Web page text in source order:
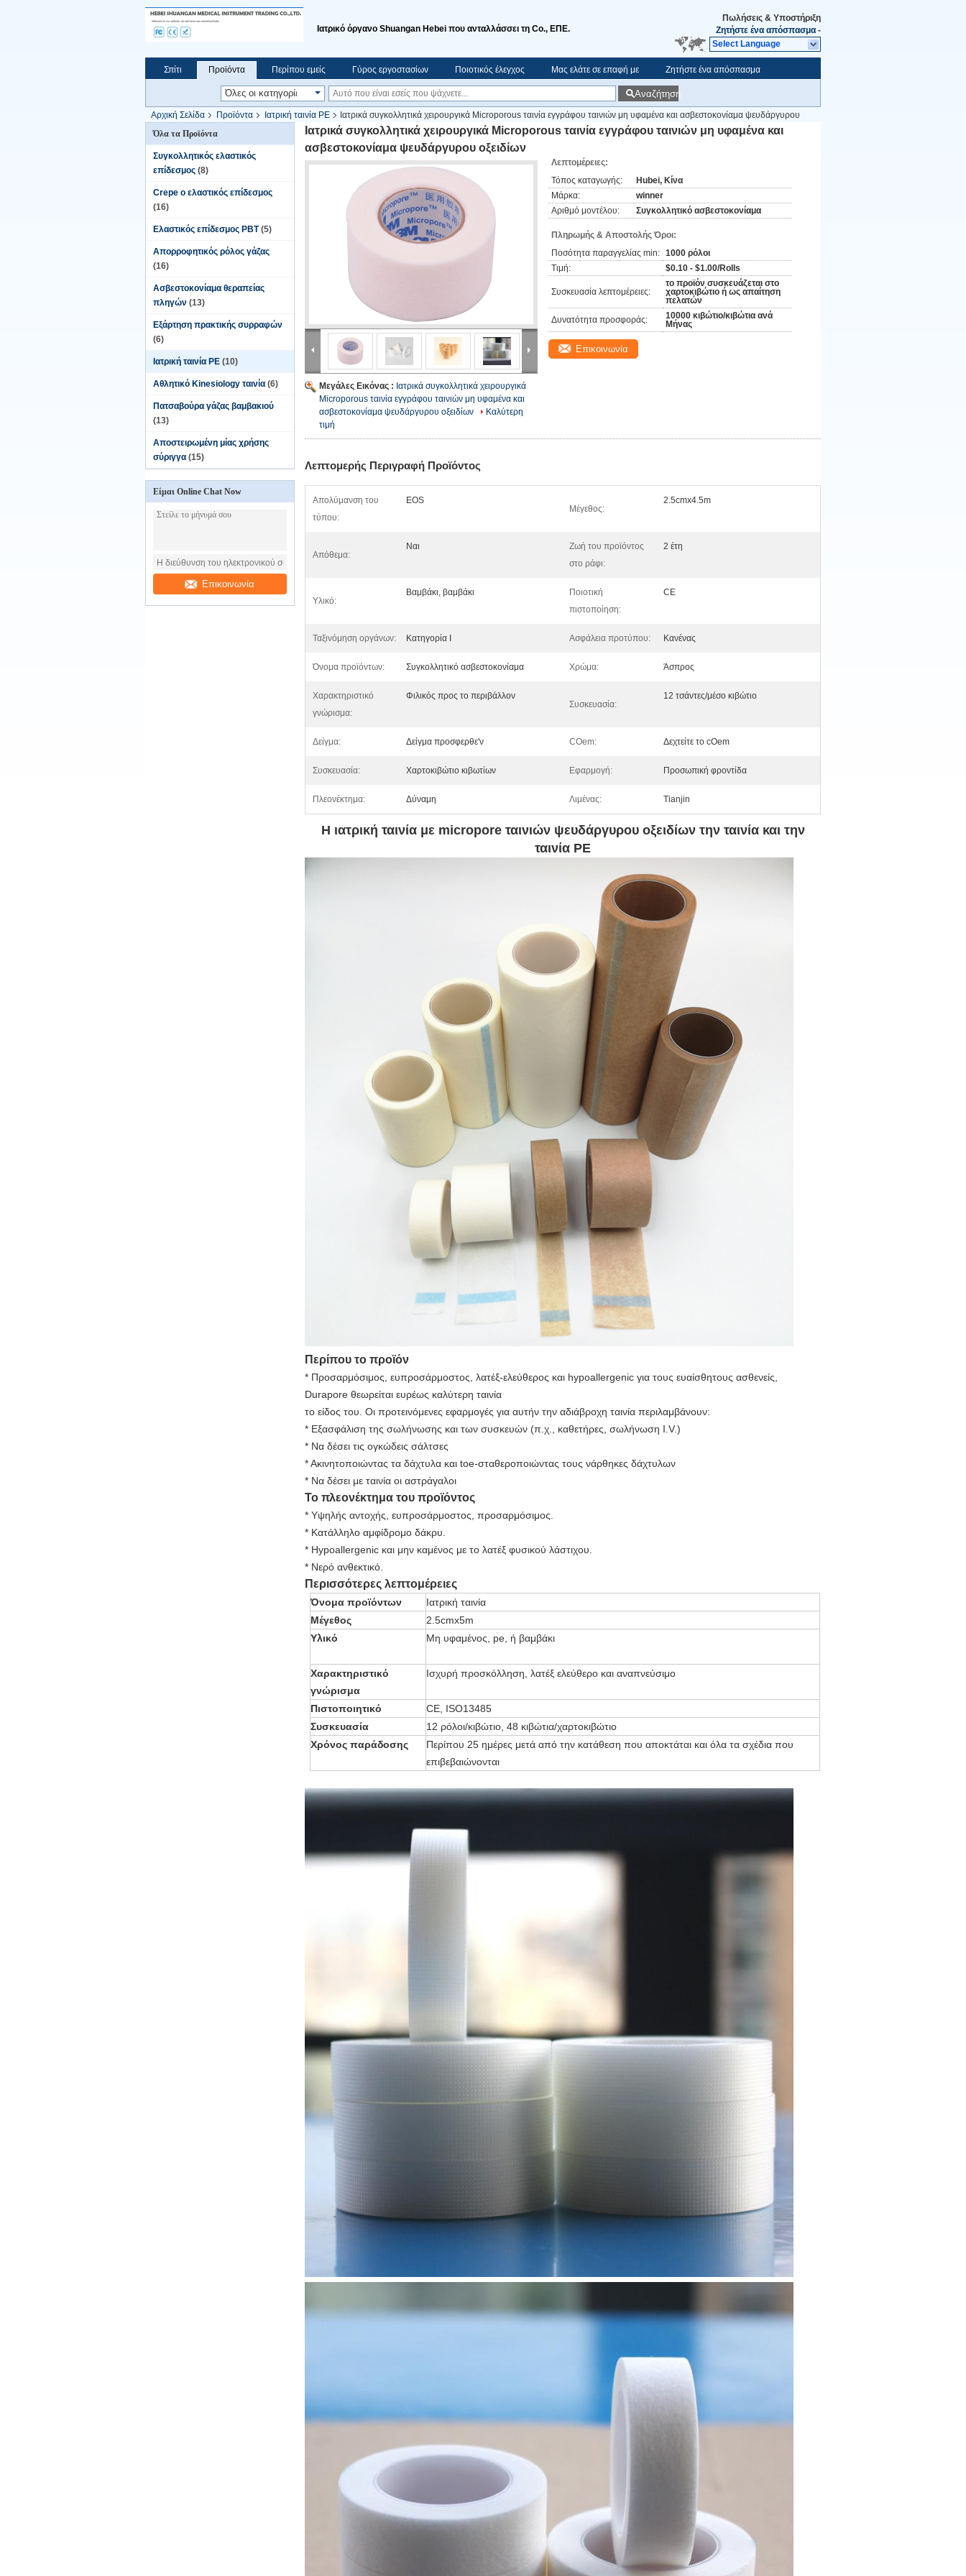
Ιατρικό όργανο Shuangan Hebei που ανταλλάσσει τη Co., ΕΠΕ.
Πωλήσεις & Υποστήριξη
Ζητήστε ένα απόσπασμα -
Select Language
Σπίτι Προϊόντα Περίπου εμείς Γύρος εργοστασίων Ποιοτικός έλεγχος Μας ελάτε σε επαφή με Ζητήστε ένα απόσπασμα
Αναζήτηση
Αρχική Σελίδα Προϊόντα Ιατρική ταινία PE
Ιατρικά συγκολλητικά χειρουργικά Microporous ταινία εγγράφου ταινιών μη υφαμένα και ασβεστοκονίαμα ψευδάργυρου
οξειδίων
Αφήστε ένα μήνυμα
We bellen je snel terug!
υποβολή
Όλα τα Προϊόντα
Συγκολλητικός ελαστικός
επίδεσμος (8)
Crepe ο ελαστικός επίδεσμος
(16)
Ελαστικός επίδεσμος PBT (5)
Απορροφητικός ρόλος γάζας
(16)
Ασβεστοκονίαμα θεραπείας
πληγών (13)
Εξάρτηση πρακτικής συρραφών
(6)
Ιατρική ταινία PE (10)
Αθλητικό Kinesiology ταινία (6)
Πατσαβούρα γάζας βαμβακιού
(13)
Αποστειρωμένη μίας χρήσης
σύριγγα (15)
Είμαι Online Chat Now
Επικοινωνία
Ιατρικά συγκολλητικά χειρουργικά Microporous ταινία εγγράφου ταινιών μη υφαμένα και
ασβεστοκονίαμα ψευδάργυρου οξειδίων
Μεγάλες Εικόνας : Ιατρικά συγκολλητικά χειρουργικά
Microporous ταινία εγγράφου ταινιών μη υφαμένα και
ασβεστοκονίαμα ψευδάργυρου οξειδίων
Καλύτερη
τιμή
Λεπτομέρειες:
Τόπος καταγωγής:
Hubei, Κίνα
Μάρκα:
winner
Αριθμό μοντέλου:
Συγκολλητικό ασβεστοκονίαμα
Πληρωμής & Αποστολής Όροι:
Ποσότητα παραγγελίας min: 1000 ρόλοι
Τιμή:
$0.10 - $1.00/Rolls
Συσκευασία λεπτομέρειες:
το προϊόν συσκευάζεται στο
χαρτοκιβώτιο ή ως απαίτηση
πελατών
Δυνατότητα προσφοράς:
10000 κιβώτιο/κιβώτια ανά
Μήνας
Επικοινωνία
Λεπτομερής Περιγραφή Προϊόντος
Απολύμανση του
τύπου:
EOS
Μέγεθος:
2.5cmx4.5m
Απόθεμα:
Ναι
Ζωή του προϊόντος
στο ράφι:
2 έτη
Υλικό:
Βαμβάκι, βαμβάκι
Ποιοτική
πιστοποίηση:
CE
Ταξινόμηση οργάνων: Κατηγορία Ι Ασφάλεια προτύπου: Κανένας
Όνομα προϊόντων: Συγκολλητικό ασβεστοκονίαμα Χρώμα: Άσπρος
Χαρακτηριστικό
γνώρισμα:
Φιλικός προς το περιβάλλον
Συσκευασία:
12 τσάντες/μέσο κιβώτιο
Δείγμα: Δείγμα προσφερθε'ν COem: Δεχτείτε το cOem
Συσκευασία: Χαρτοκιβώτιο κιβωτίων Εφαρμογή: Προσωπική φροντίδα
Πλεονέκτημα: Δύναμη Λιμένας: Tianjin
Η ιατρική ταινία με micropore ταινιών ψευδάργυρου οξειδίων την ταινία και την
ταινία PE
Περίπου το προϊόν
* Προσαρμόσιμος, ευπροσάρμοστος, λατέξ-ελεύθερος και hypoallergenic για τους ευαίσθητους ασθενείς,
Durapore θεωρείται ευρέως καλύτερη ταινία
το είδος του. Οι προτεινόμενες εφαρμογές για αυτήν την αδιάβροχη ταινία περιλαμβάνουν:
* Εξασφάλιση της σωλήνωσης και των συσκευών (π.χ., καθετήρες, σωλήνωση I.V.)
* Να δέσει τις ογκώδεις σάλτσες
* Ακινητοποιώντας τα δάχτυλα και toe-σταθεροποιώντας τους νάρθηκες δάχτυλων
* Να δέσει με ταινία οι αστράγαλοι
Το πλεονέκτημα του προϊόντος
* Υψηλής αντοχής, ευπροσάρμοστος, προσαρμόσιμος.
* Κατάλληλο αμφίδρομο δάκρυ.
* Hypoallergenic και μην καμένος με το λατέξ φυσικού λάστιχου.
* Νερό ανθεκτικό.
Περισσότερες λεπτομέρειες
Όνομα προϊόντων
Ιατρική ταινία
Μέγεθος
2.5cmx5m
Υλικό
Μη υφαμένος, pe, ή βαμβάκι
Χαρακτηριστικό
γνώρισμα
Ισχυρή προσκόλληση, λατέξ ελεύθερο και αναπνεύσιμο
Πιστοποιητικό
CE, ISO13485
Συσκευασία
12 ρόλοι/κιβώτιο, 48 κιβώτια/χαρτοκιβώτιο
Χρόνος παράδοσης
Περίπου 25 ημέρες μετά από την κατάθεση που αποκτάται και όλα τα σχέδια που
επιβεβαιώνονται